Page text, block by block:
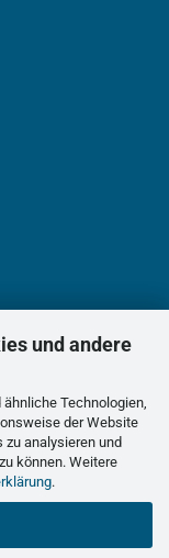
und andere
Technologien,
der Website
zu analysieren und
können. Weitere
.